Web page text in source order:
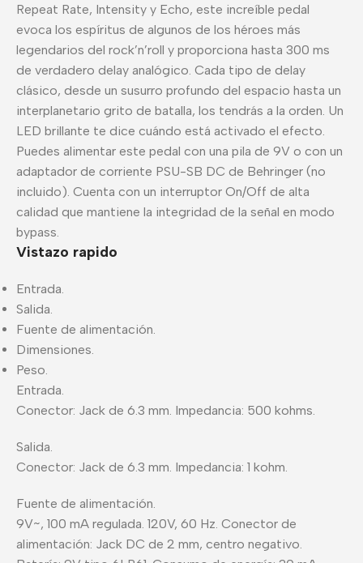
Repeat Rate, Intensity y Echo, este increíble pedal
evoca los espíritus de algunos de los héroes más
legendarios del rock’n’roll y proporciona hasta 300 ms
de verdadero delay analógico. Cada tipo de delay
clásico, desde un susurro profundo del espacio hasta un
interplanetario grito de batalla, los tendrás a la orden. Un
LED brillante te dice cuándo está activado el efecto.
Puedes alimentar este pedal con una pila de 9V o con un
adaptador de corriente PSU-SB DC de Behringer (no
incluido). Cuenta con un interruptor On/Off de alta
calidad que mantiene la integridad de la señal en modo
bypass.
Vistazo rapido
Entrada.
Salida.
Fuente de alimentación.
Dimensiones.
Peso.
Entrada.
Conector: Jack de 6.3 mm. Impedancia: 500 kohms.
Salida.
Conector: Jack de 6.3 mm. Impedancia: 1 kohm.
Fuente de alimentación.
9V~, 100 mA regulada. 120V, 60 Hz. Conector de
alimentación: Jack DC de 2 mm, centro negativo.